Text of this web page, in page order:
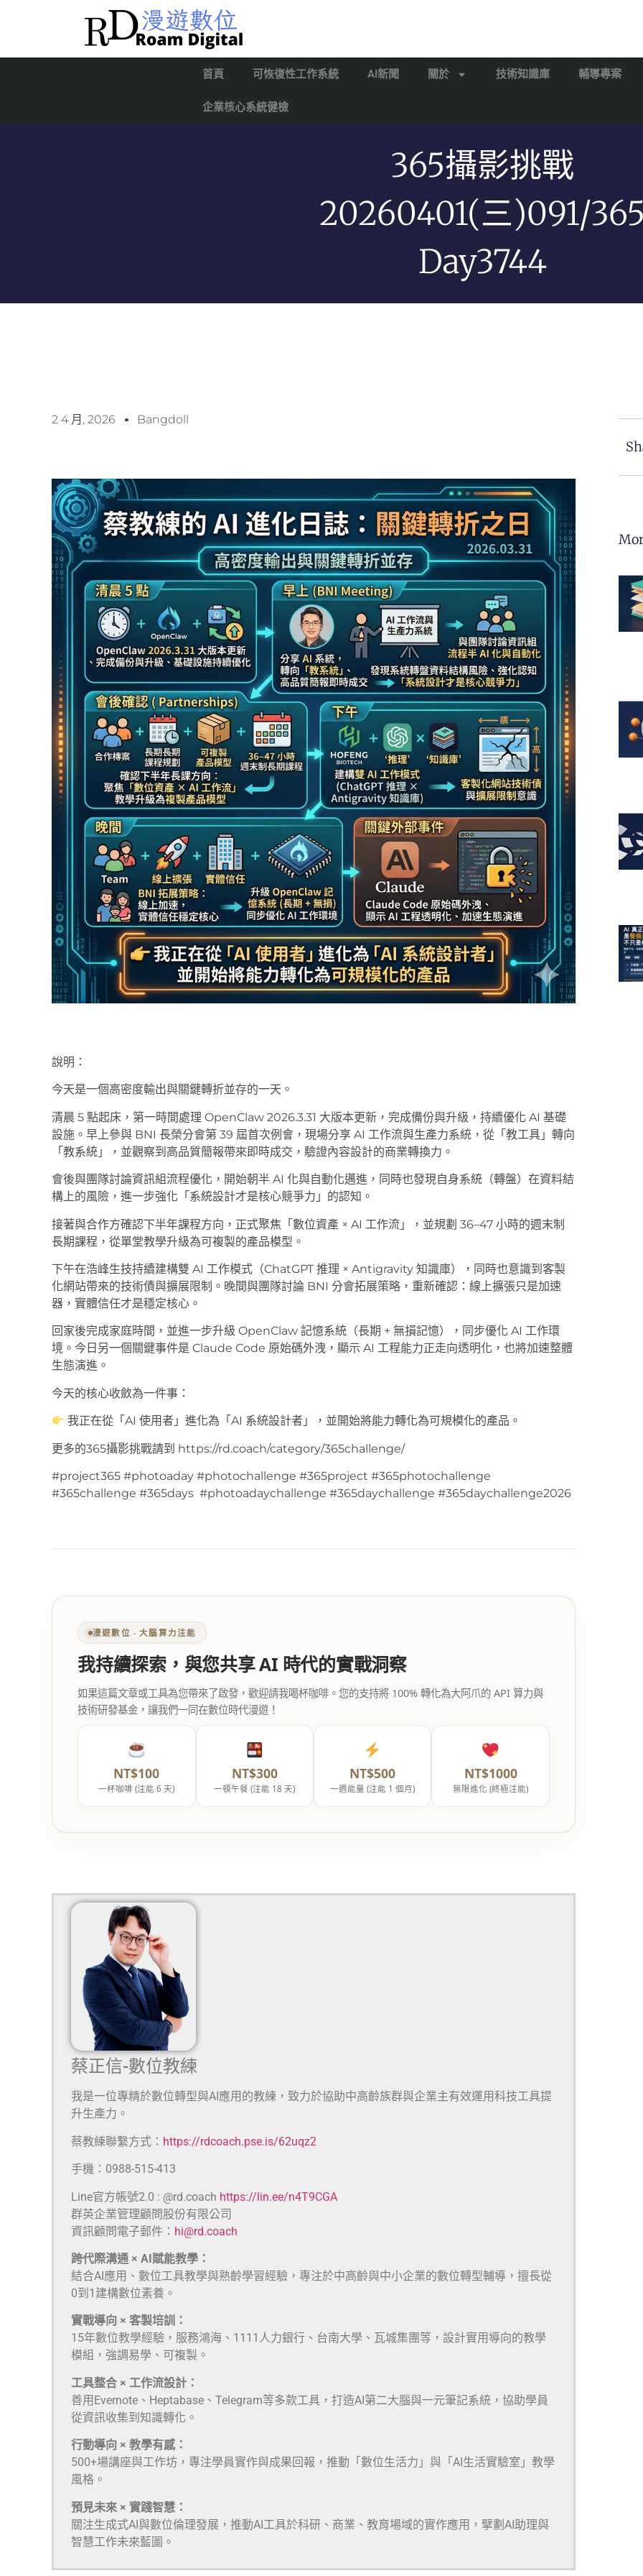
首頁 可恢復性工作系統 AI新聞 關於 技術知識庫 輔導專案
企業核心系統健檢
365攝影挑戰
20260401(三)091/
Day3744
2 4 月, 2026 Bangdoll
說明：
今天是一個高密度輸出與關鍵轉折並存的一天。
清晨 5 點起床，第一時間處理 OpenClaw 2026.3.31 大版本更新，完成備份與升級，持續優化 AI 基礎
設施。早上參與 BNI 長榮分會第 39 屆首次例會，現場分享 AI 工作流與生產力系統，從「教工具」轉向
「教系統」，並觀察到高品質簡報帶來即時成交，驗證內容設計的商業轉換力。
會後與團隊討論資訊組流程優化，開始朝半 AI 化與自動化邁進，同時也發現自身系統（轉盤）在資料結
構上的風險，進一步強化「系統設計才是核心競爭力」的認知。
接著與合作方確認下半年課程方向，正式聚焦「數位資產 × AI 工作流」，並規劃 36–47 小時的週末制
長期課程，從單堂教學升級為可複製的產品模型。
下午在浩峰生技持續建構雙 AI 工作模式（ChatGPT 推理 × Antigravity 知識庫），同時也意識到客製
化網站帶來的技術債與擴展限制。晚間與團隊討論 BNI 分會拓展策略，重新確認：線上擴張只是加速
器，實體信任才是穩定核心。
回家後完成家庭時間，並進一步升級 OpenClaw 記憶系統（長期 + 無損記憶），同步優化 AI 工作環
境。今日另一個關鍵事件是 Claude Code 原始碼外洩，顯示 AI 工程能力正走向透明化，也將加速整體
生態演進。
今天的核心收斂為一件事：
我正在從「AI 使用者」進化為「AI 系統設計者」，並開始將能力轉化為可規模化的產品。
更多的365攝影挑戰請到 https://rd.coach/category/365challenge/
#project365 #photoaday #photochallenge #365project #365photochallenge
#365challenge #365days #photoadaychallenge #365daychallenge #365daychallenge2026
漫遊數位 ‧ 大腦算力注能
我持續探索，與您共享 AI 時代的實戰洞察
如果這篇文章或工具為您帶來了啟發，歡迎請我喝杯咖啡。您的支持將 100% 轉化為大阿爪的 API 算力與
技術研發基金，讓我們一同在數位時代漫遊！
NT$100
一杯咖啡 (注能 6 天)
NT$300
一頓午餐 (注能 18 天)
NT$500
一週能量 (注能 1 個月)
NT$1000
無限進化 (終極注能)
蔡正信-數位教練
我是一位專精於數位轉型與AI應用的教練，致力於協助中高齡族群與企業主有效運用科技工具提
升生產力。
蔡教練聯繫方式： https://rdcoach.pse.is/62uqz2
手機：0988-515-413
Line官方帳號2.0 : @rd.coach https://lin.ee/n4T9CGA
群英企業管理顧問股份有限公司
資訊顧問電子郵件： hi@rd.coach
跨代際溝通 × AI賦能教學：
結合AI應用、數位工具教學與熟齡學習經驗，專注於中高齡與中小企業的數位轉型輔導，擅長從
0到1建構數位素養。
實戰導向 × 客製培訓：
15年數位教學經驗，服務鴻海、1111人力銀行、台南大學、瓦城集團等，設計實用導向的教學
模組，強調易學、可複製。
工具整合 × 工作流設計：
善用Evernote、Heptabase、Telegram等多款工具，打造AI第二大腦與一元筆記系統，協助學員
從資訊收集到知識轉化。
行動導向 × 教學有感：
500+場講座與工作坊，專注學員實作與成果回報，推動「數位生活力」與「AI生活實驗室」教學
風格。
預見未來 × 實踐智慧：
關注生成式AI與數位倫理發展，推動AI工具於科研、商業、教育場域的實作應用，擘劃AI助理與
智慧工作未來藍圖。